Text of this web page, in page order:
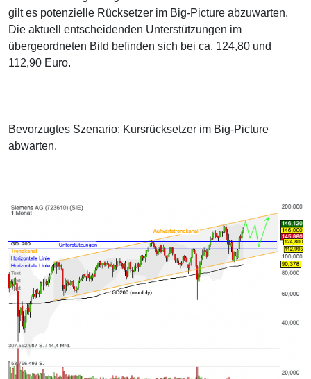
gilt es potenzielle Rücksetzer im Big-Picture abzuwarten.
Die aktuell entscheidenden Unterstützungen im
übergeordneten Bild befinden sich bei ca. 124,80 und
112,90 Euro.
Bevorzugtes Szenario: Kursrücksetzer im Big-Picture
abwarten.